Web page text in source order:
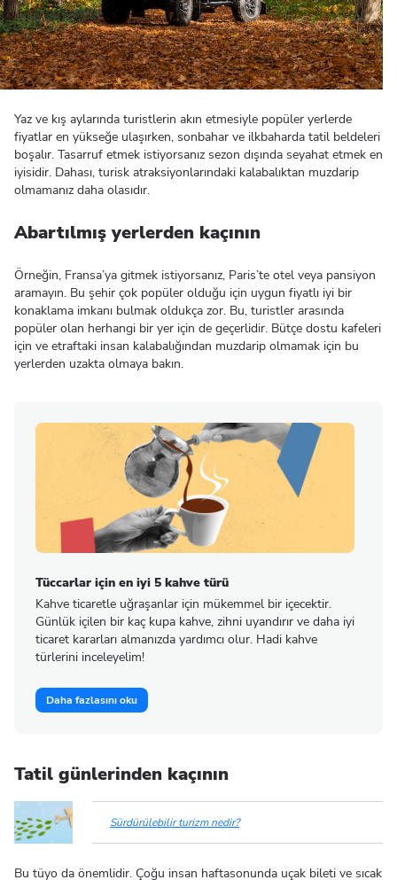
Yaz ve kış aylarında turistlerin akın etmesiyle popüler yerlerde
fiyatlar en yükseğe ulaşırken, sonbahar ve ilkbaharda tatil beldeleri
boşalır. Tasarruf etmek istiyorsanız sezon dışında seyahat etmek en
iyisidir. Dahası, turisk atraksiyonlarındaki kalabalıktan muzdarip
olmamanız daha olasıdır.
Abartılmış yerlerden kaçının
Örneğin, Fransa’ya gitmek istiyorsanız, Paris’te otel veya pansiyon
aramayın. Bu şehir çok popüler olduğu için uygun fiyatlı iyi bir
konaklama imkanı bulmak oldukça zor. Bu, turistler arasında
popüler olan herhangi bir yer için de geçerlidir. Bütçe dostu kafeleri
için ve etraftaki insan kalabalığından muzdarip olmamak için bu
yerlerden uzakta olmaya bakın.
Tüccarlar için en iyi 5 kahve türü
Kahve ticaretle uğraşanlar için mükemmel bir içecektir.
Günlük içilen bir kaç kupa kahve, zihni uyandırır ve daha iyi
ticaret kararları almanızda yardımcı olur. Hadi kahve
türlerini inceleyelim!
Daha fazlasını oku
Tatil günlerinden kaçının
Sürdürülebilir turizm nedir?
Bu tüyo da önemlidir. Çoğu insan haftasonunda uçak bileti ve sıcak